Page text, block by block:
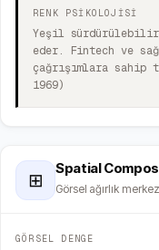
RENK PSİKOLOJİSİ
Yeşil
eder. Fintech ve
çağrışımlara
1969)
⊞
Spatial
Görsel ağırlık
GÖRSEL DENGE